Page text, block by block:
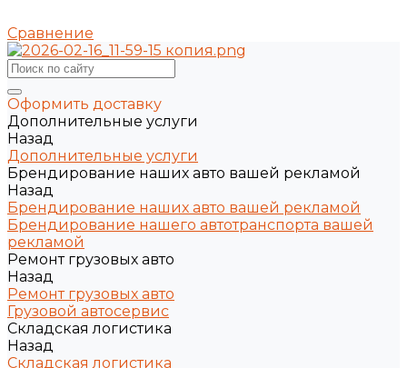
Сравнение
Оформить доставку
Дополнительные услуги
Назад
Дополнительные услуги
Брендирование наших авто вашей рекламой
Назад
Брендирование наших авто вашей рекламой
Брендирование нашего автотранспорта вашей
рекламой
Ремонт грузовых авто
Назад
Ремонт грузовых авто
Грузовой автосервис
Складская логистика
Назад
Складская логистика